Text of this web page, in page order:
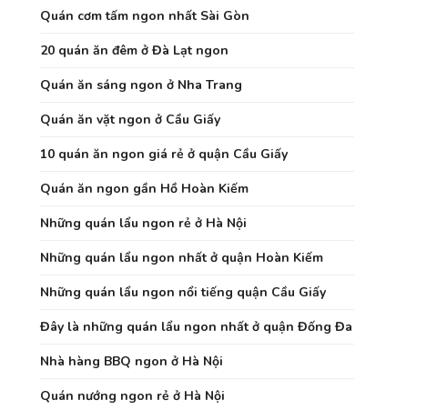
Quán cơm tấm ngon nhất Sài Gòn
20 quán ăn đêm ở Đà Lạt ngon
Quán ăn sáng ngon ở Nha Trang
Quán ăn vặt ngon ở Cầu Giấy
10 quán ăn ngon giá rẻ ở quận Cầu Giấy
Quán ăn ngon gần Hồ Hoàn Kiếm
Những quán lẩu ngon rẻ ở Hà Nội
Những quán lẩu ngon nhất ở quận Hoàn Kiếm
Những quán lẩu ngon nổi tiếng quận Cầu Giấy
Đây là những quán lẩu ngon nhất ở quận Đống Đa
Nhà hàng BBQ ngon ở Hà Nội
Quán nướng ngon rẻ ở Hà Nội